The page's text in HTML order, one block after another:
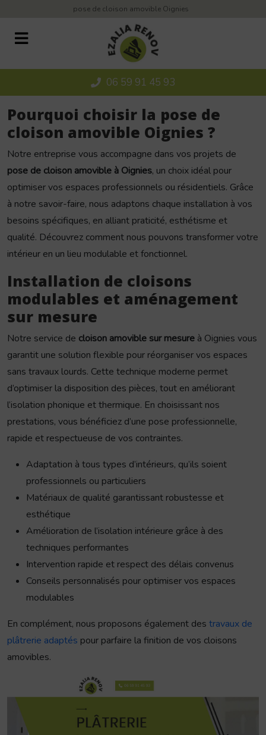
pose de cloison amovible Oignies
06 59 91 45 93
Pourquoi choisir la pose de
cloison amovible Oignies ?
Notre entreprise vous accompagne dans vos projets de
pose de cloison amovible à Oignies, un choix idéal pour
optimiser vos espaces professionnels ou résidentiels. Grâce
à notre savoir-faire, nous adaptons chaque installation à vos
besoins spécifiques, en alliant praticité, esthétisme et
qualité. Découvrez comment nous pouvons transformer votre
intérieur en un lieu modulable et fonctionnel.
Installation de cloisons
modulables et aménagement
sur mesure
Notre service de cloison amovible sur mesure à Oignies vous
garantit une solution flexible pour réorganiser vos espaces
sans travaux lourds. Cette technique moderne permet
d’optimiser la disposition des pièces, tout en améliorant
l’isolation phonique et thermique. En choisissant nos
prestations, vous bénéficiez d’une pose professionnelle,
rapide et respectueuse de vos contraintes.
Adaptation à tous types d’intérieurs, qu’ils soient
professionnels ou particuliers
Matériaux de qualité garantissant robustesse et
esthétique
Amélioration de l’isolation intérieure grâce à des
techniques performantes
Intervention rapide et respect des délais convenus
Conseils personnalisés pour optimiser vos espaces
modulables
En complément, nous proposons également des travaux de
plâtrerie adaptés pour parfaire la finition de vos cloisons
amovibles.
Panneau de gestion des cookies